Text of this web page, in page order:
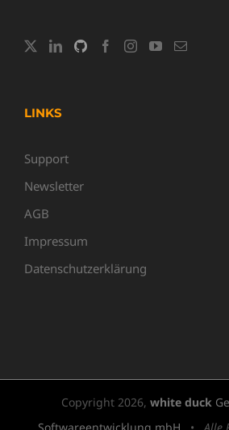
LINKS
Support
Newsletter
AGB
Impressum
Datenschutzerklärung
Copyright 2026, white duck